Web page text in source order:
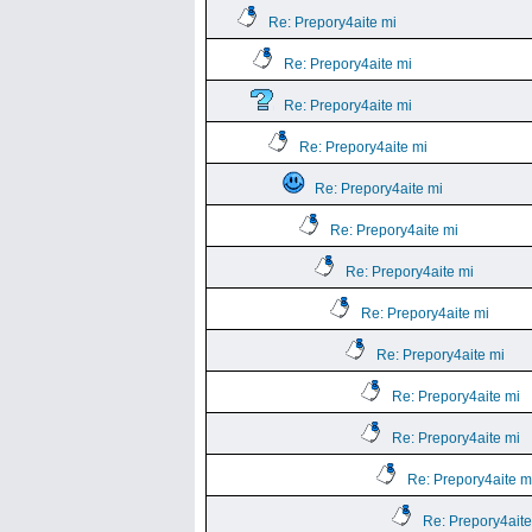
Re: Prepory4aite mi
Re: Prepory4aite mi
Re: Prepory4aite mi
Re: Prepory4aite mi
Re: Prepory4aite mi
Re: Prepory4aite mi
Re: Prepory4aite mi
Re: Prepory4aite mi
Re: Prepory4aite mi
Re: Prepory4aite mi
Re: Prepory4aite mi
Re: Prepory4aite
Re: